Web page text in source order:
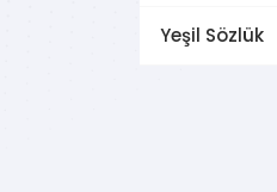
Yeşil Sözlük